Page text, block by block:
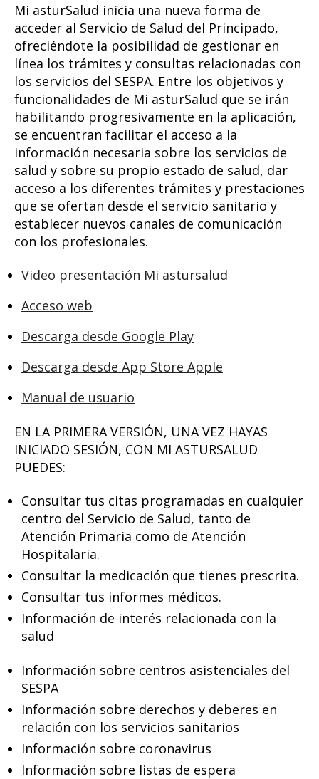
Mi asturSalud inicia una nueva forma de
acceder al Servicio de Salud del Principado,
ofreciéndote la posibilidad de gestionar en
línea los trámites y consultas relacionadas con
los servicios del SESPA. Entre los objetivos y
funcionalidades de Mi asturSalud que se irán
habilitando progresivamente en la aplicación,
se encuentran facilitar el acceso a la
información necesaria sobre los servicios de
salud y sobre su propio estado de salud, dar
acceso a los diferentes trámites y prestaciones
que se ofertan desde el servicio sanitario y
establecer nuevos canales de comunicación
con los profesionales.
Video presentación Mi astursalud
Acceso web
Descarga desde Google Play
Descarga desde App Store Apple
Manual de usuario
EN LA PRIMERA VERSIÓN, UNA VEZ HAYAS
INICIADO SESIÓN, CON MI ASTURSALUD
PUEDES:
Consultar tus citas programadas en cualquier
centro del Servicio de Salud, tanto de
Atención Primaria como de Atención
Hospitalaria.
Consultar la medicación que tienes prescrita.
Consultar tus informes médicos.
Información de interés relacionada con la
salud
Información sobre centros asistenciales del
SESPA
Información sobre derechos y deberes en
relación con los servicios sanitarios
Información sobre coronavirus
Información sobre listas de espera